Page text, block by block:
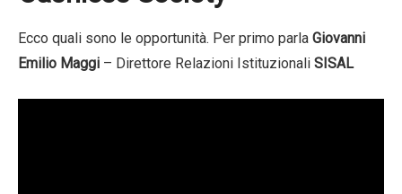
Ecco quali sono le opportunità. Per primo parla Giovanni
Emilio Maggi – Direttore Relazioni Istituzionali SISAL